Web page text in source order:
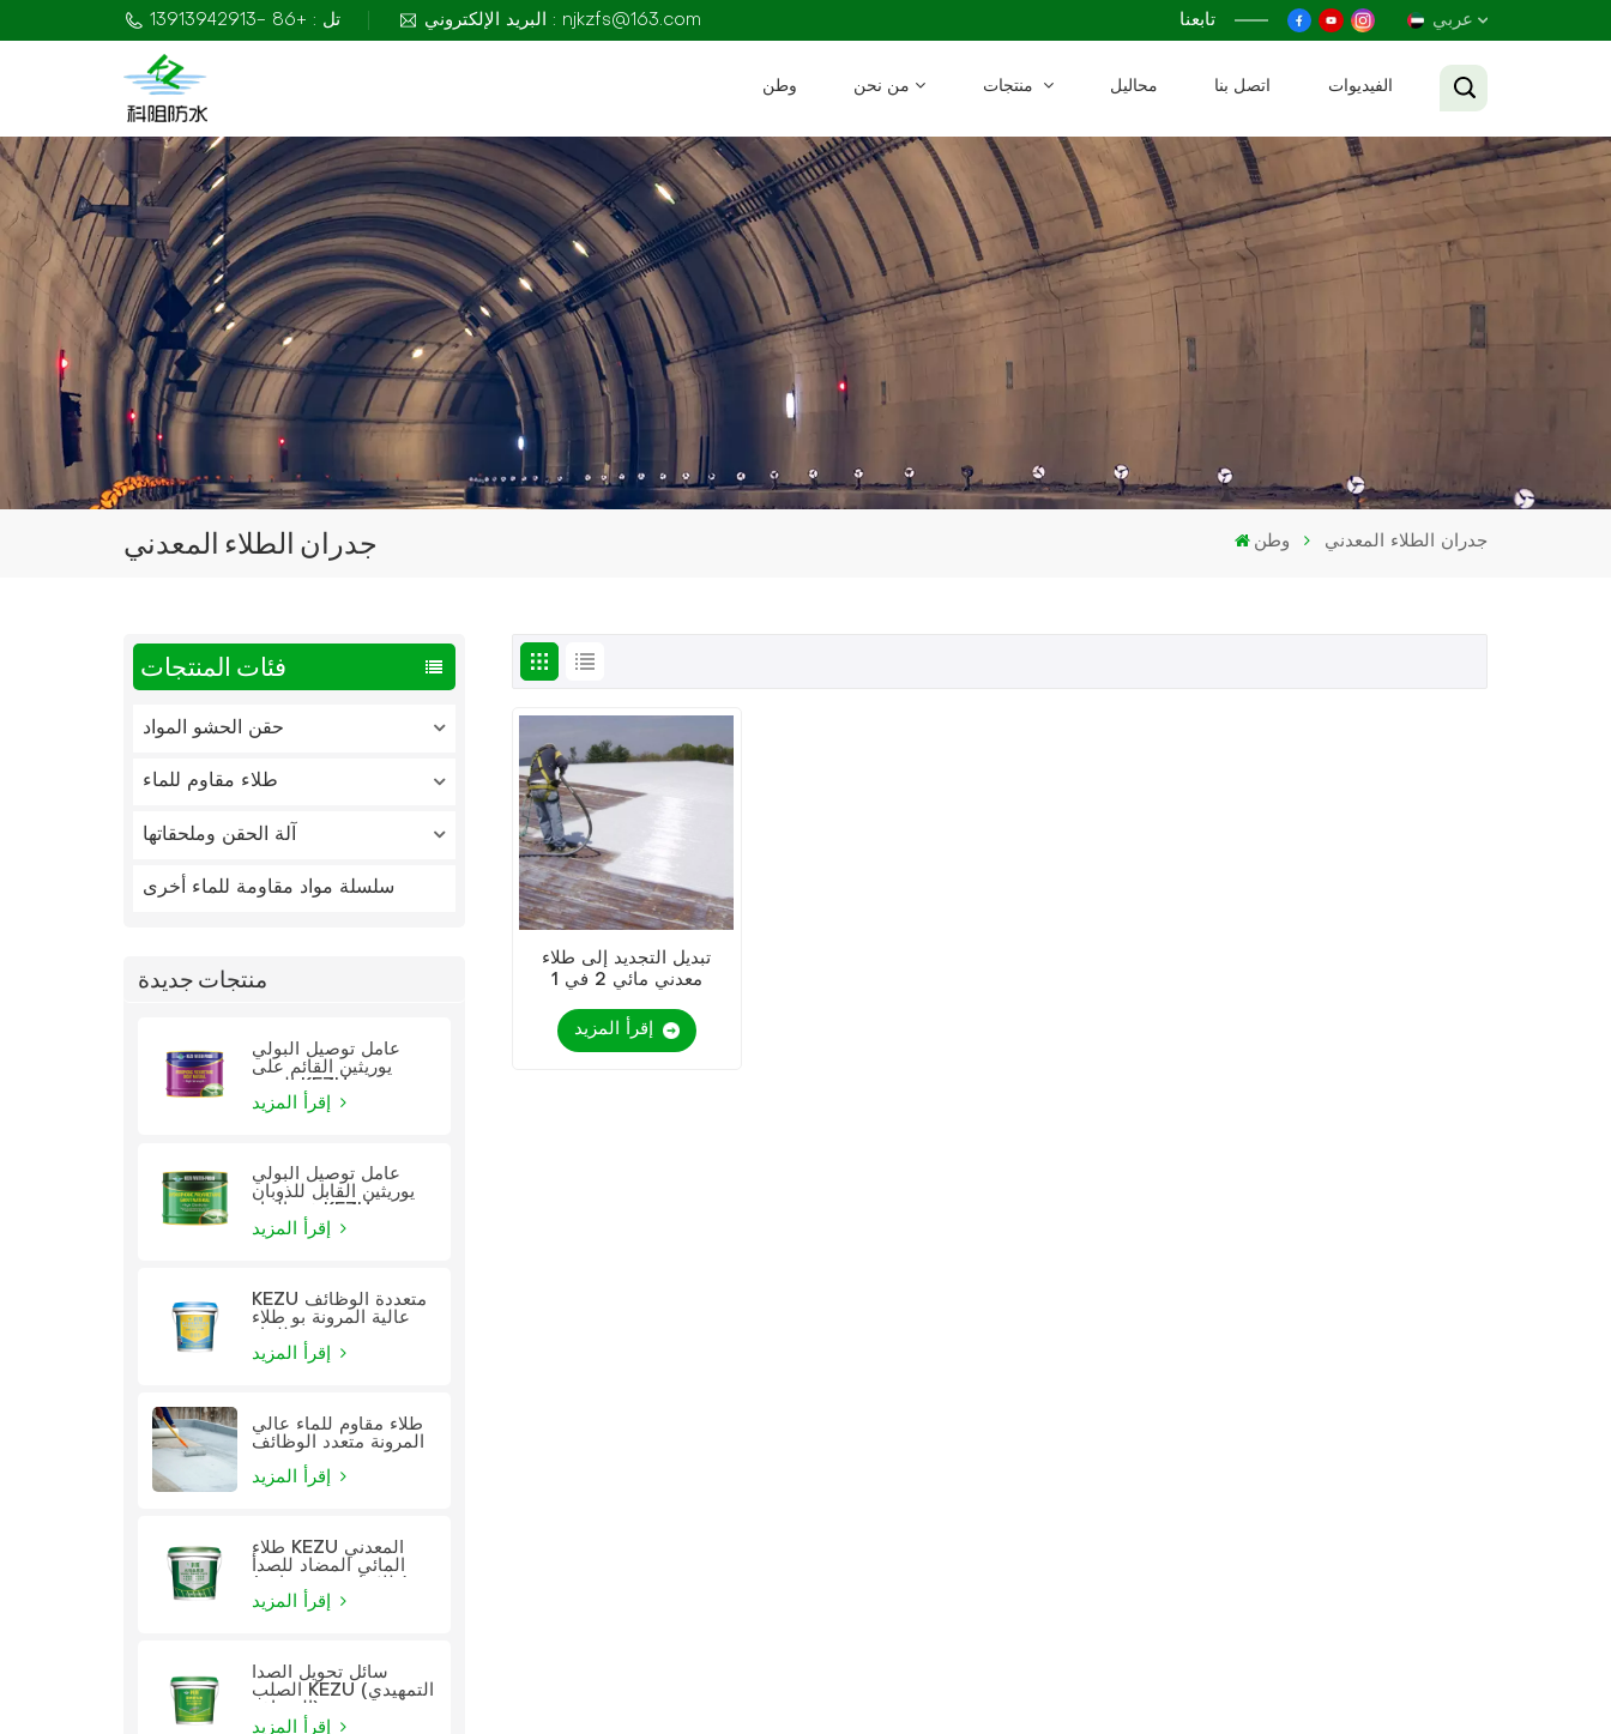
تل : +86 -13913942913 البريد الإلكتروني : njkzfs@163.com تابعنا عربي
Français
Русский
وطن من نحن محاليل اتصل بنا الفيديوات
جدران الطلاء المعدني وطن جدران الطلاء المعدني
فئات المنتجات
حقن الحشو المواد
طلاء مقاوم للماء
آلة الحقن وملحقاتها
سلسلة مواد مقاومة للماء أخرى
منتجات جديدة
عامل توصيل البولي
يوريثين القائم على
عامل توصيل البولي
يوريثين القابل للذوبان
KEZU متعددة الوظائف
عالية المرونة بو طلاء
طلاء مقاوم للماء عالي
المرونة متعدد الوظائف
طلاء KEZU المعدني
المائي المضاد للصدأ
سائل تحويل الصدأ
الصلب KEZU (التمهيدي
تبديل التجديد إلى طلاء
معدني مائي 2 في 1
إقرأ المزيد